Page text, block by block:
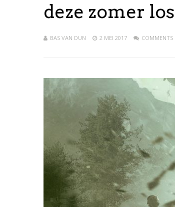
deze zomer
BAS VAN DUN 2 MEI 2017 COMMENTS